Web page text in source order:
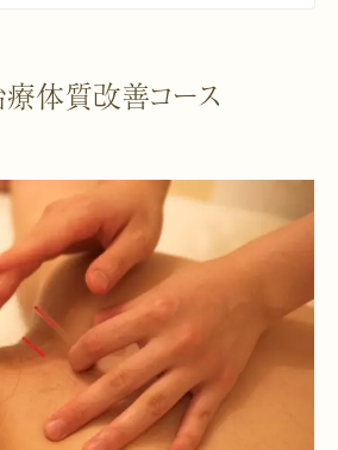
体質改善コース